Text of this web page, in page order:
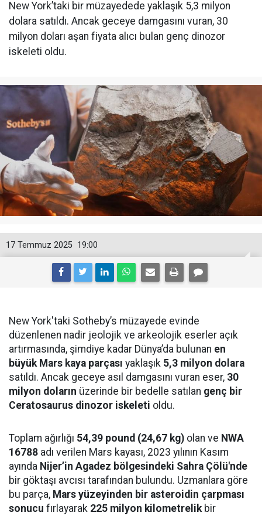
New York’taki bir müzayedede yaklaşık 5,3 milyon
dolara satıldı. Ancak geceye damgasını vuran, 30
milyon doları aşan fiyata alıcı bulan genç dinozor
iskeleti oldu.
19:00
17 Temmuz 2025
New York'taki Sotheby’s müzayede evinde
düzenlenen nadir jeolojik ve arkeolojik eserler açık
artırmasında, şimdiye kadar Dünya’da bulunan en
büyük Mars kaya parçası yaklaşık 5,3 milyon dolara
satıldı. Ancak geceye asıl damgasını vuran eser, 30
milyon doların üzerinde bir bedelle satılan genç bir
Ceratosaurus dinozor iskeleti oldu.
Toplam ağırlığı 54,39 pound (24,67 kg) olan ve NWA
16788 adı verilen Mars kayası, 2023 yılının Kasım
ayında Nijer’in Agadez bölgesindeki Sahra Çölü'nde
bir göktaşı avcısı tarafından bulundu. Uzmanlara göre
bu parça, Mars yüzeyinden bir asteroidin çarpması
sonucu fırlayarak 225 milyon kilometrelikbir